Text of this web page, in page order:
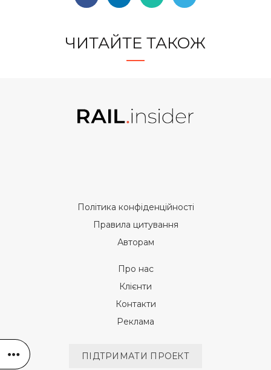
ЧИТАЙТЕ ТАКОЖ
Політика конфіденційності
Правила цитування
Авторам
Про нас
Клієнти
Контакти
Реклама
ПІДТРИМАТИ ПРОЕКТ